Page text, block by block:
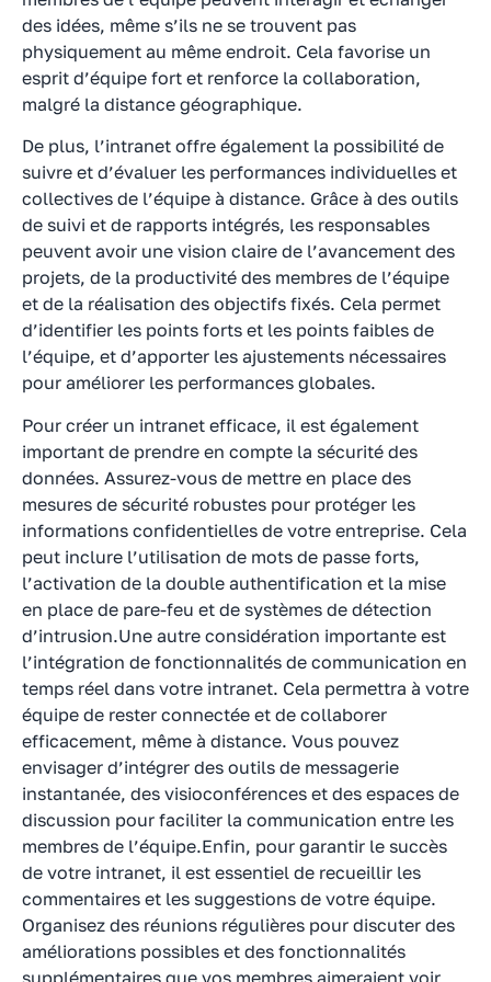
des idées, même s’ils ne se trouvent pas
physiquement au même endroit. Cela favorise un
esprit d’équipe fort et renforce la collaboration,
malgré la distance géographique.
De plus, l’intranet offre également la possibilité de
suivre et d’évaluer les performances individuelles et
collectives de l’équipe à distance. Grâce à des outils
de suivi et de rapports intégrés, les responsables
peuvent avoir une vision claire de l’avancement des
projets, de la productivité des membres de l’équipe
et de la réalisation des objectifs fixés. Cela permet
d’identifier les points forts et les points faibles de
l’équipe, et d’apporter les ajustements nécessaires
pour améliorer les performances globales.
Pour créer un intranet efficace, il est également
important de prendre en compte la sécurité des
données. Assurez-vous de mettre en place des
mesures de sécurité robustes pour protéger les
informations confidentielles de votre entreprise. Cela
peut inclure l’utilisation de mots de passe forts,
l’activation de la double authentification et la mise
en place de pare-feu et de systèmes de détection
d’intrusion.Une autre considération importante est
l’intégration de fonctionnalités de communication en
temps réel dans votre intranet. Cela permettra à votre
équipe de rester connectée et de collaborer
efficacement, même à distance. Vous pouvez
envisager d’intégrer des outils de messagerie
instantanée, des visioconférences et des espaces de
discussion pour faciliter la communication entre les
membres de l’équipe.Enfin, pour garantir le succès
de votre intranet, il est essentiel de recueillir les
commentaires et les suggestions de votre équipe.
Organisez des réunions régulières pour discuter des
améliorations possibles et des fonctionnalités
supplémentaires que vos membres aimeraient voir